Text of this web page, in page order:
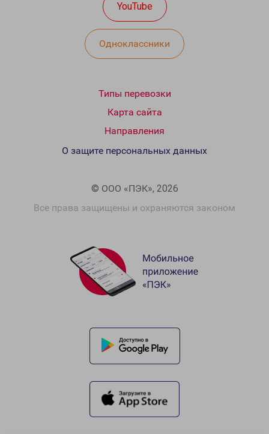
YouTube
Одноклассники
Типы перевозки
Карта сайта
Направления
© ООО «ПЭК», 2026
Все права защищены и охраняются законом
О защите персональных данных